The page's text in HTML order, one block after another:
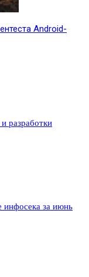
Android-
разработки
за июнь